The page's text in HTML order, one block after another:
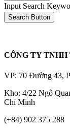
Input Search
Search Button
CÔNG TY
VP: 70 Đường 43,
Kho: 4/22 Ngô
Chí Minh
(+84) 902 375 288